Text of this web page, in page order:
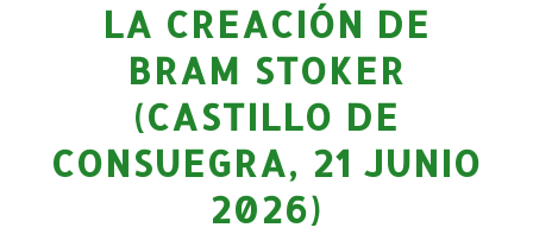
LA CREACIÓN DE
BRAM STOKER
(CASTILLO DE
CONSUEGRA, 21 JUNIO
2026)